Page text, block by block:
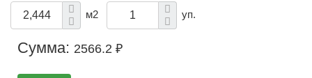
м2 уп.
Сумма: 2566.2 ₽